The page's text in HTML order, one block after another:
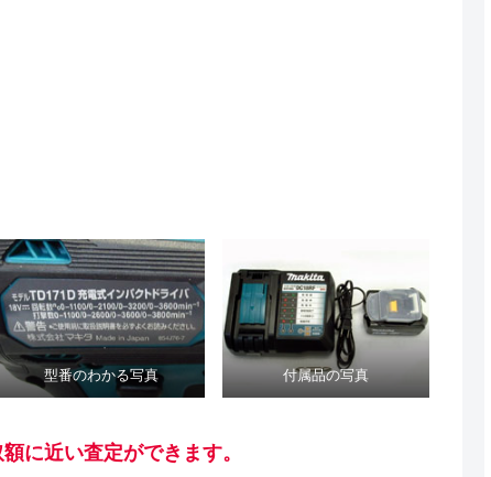
型番のわかる写真 付属品の写真
に近い査定ができます。